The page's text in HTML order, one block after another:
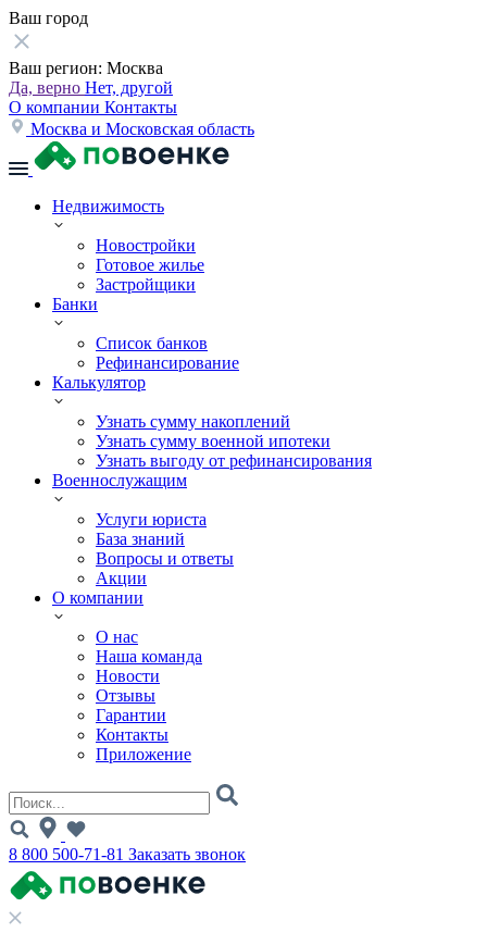
Ваш город
Ваш регион: Москва
Да, верно Нет, другой
О компании Контакты
Москва и Московская область
Недвижимость
Новостройки
Готовое жилье
Застройщики
Банки
Список банков
Рефинансирование
Калькулятор
Узнать сумму накоплений
Узнать сумму военной ипотеки
Узнать выгоду от рефинансирования
Военнослужащим
Услуги юриста
База знаний
Вопросы и ответы
Акции
О компании
О нас
Наша команда
Новости
Отзывы
Гарантии
Контакты
Приложение
8 800 500-71-81 Заказать звонок